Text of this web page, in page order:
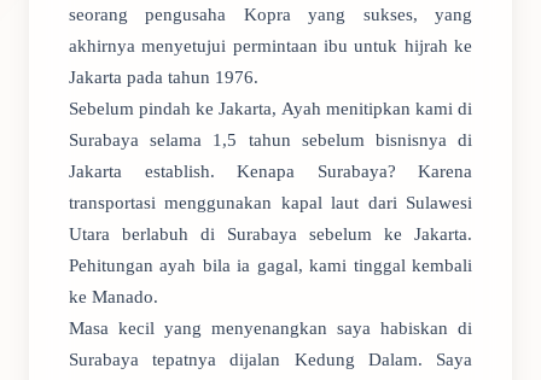
seorang pengusaha Kopra yang sukses, yang
akhirnya menyetujui permintaan ibu untuk hijrah ke
Jakarta pada tahun 1976.
Sebelum pindah ke Jakarta, Ayah menitipkan kami di
Surabaya selama 1,5 tahun sebelum bisnisnya di
Jakarta establish. Kenapa Surabaya? Karena
transportasi menggunakan kapal laut dari Sulawesi
Utara berlabuh di Surabaya sebelum ke Jakarta.
Pehitungan ayah bila ia gagal, kami tinggal kembali
ke Manado.
Masa kecil yang menyenangkan saya habiskan di
Surabaya tepatnya dijalan Kedung Dalam. Saya